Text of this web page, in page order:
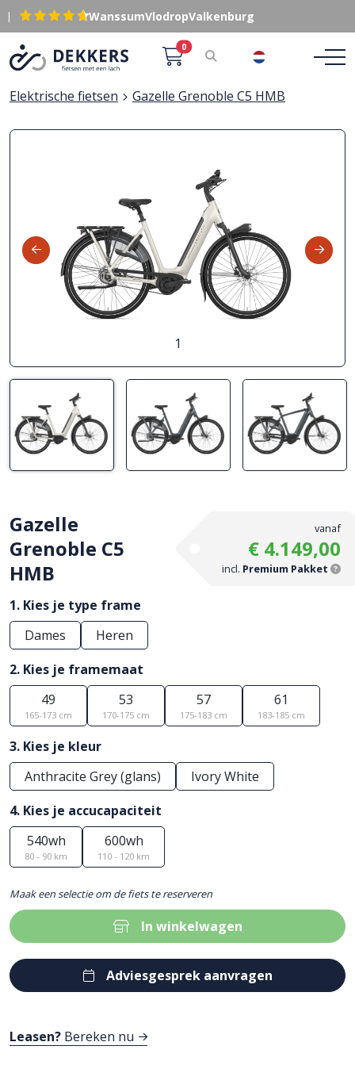
| WanssumVlodropValkenburg
0
Elektrische fietsen Gazelle Grenoble C5 HMB
1
Gazelle
Grenoble C5
HMB
vanaf
€ 4.149,00
incl. Premium Pakket
1. Kies je type frame
Dames
Heren
2. Kies je framemaat
49
165-173 cm
53
170-175 cm
57
175-183 cm
61
183-185 cm
3. Kies je kleur
Anthracite Grey (glans)
Ivory White
4. Kies je accucapaciteit
540wh
80 - 90 km
600wh
110 - 120 km
Maak een selectie om de fiets te reserveren
In winkelwagen
Adviesgesprek aanvragen
Leasen? Bereken nu